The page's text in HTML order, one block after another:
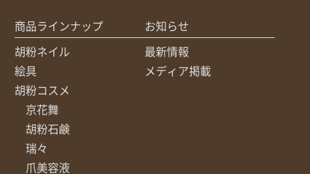
商品ラインナップ
胡粉ネイル
絵具
胡粉コスメ
京花舞
胡粉石鹸
瑞々
爪美容液
お知らせ
最新情報
メディア掲載